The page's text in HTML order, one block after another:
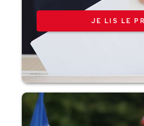
JE LIS LE